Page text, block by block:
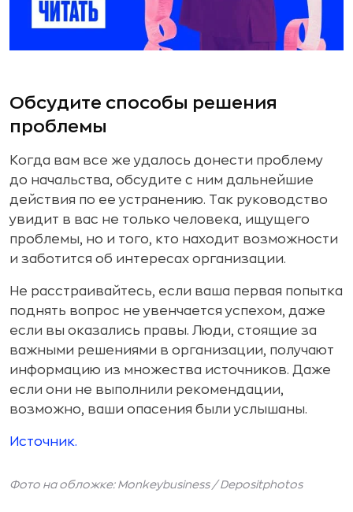
Обсудите способы решения
проблемы
Когда вам все же удалось донести проблему
до начальства, обсудите с ним дальнейшие
действия по ее устранению. Так руководство
увидит в вас не только человека, ищущего
проблемы, но и того, кто находит возможности
и заботится об интересах организации.
Не расстраивайтесь, если ваша первая попытка
поднять вопрос не увенчается успехом, даже
если вы оказались правы. Люди, стоящие за
важными решениями в организации, получают
информацию из множества источников. Даже
если они не выполнили рекомендации,
возможно, ваши опасения были услышаны.
Источник.
Фото на обложке: Monkeybusiness /Depositphotos